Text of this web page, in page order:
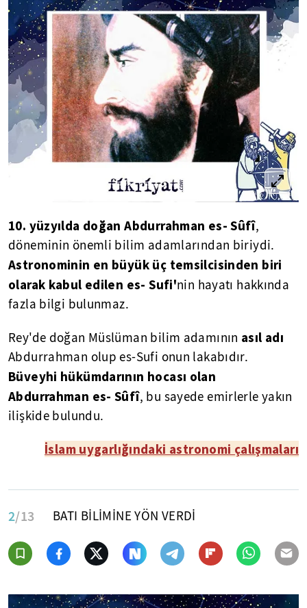
10. yüzyılda doğan Abdurrahman es- Sûfî,
döneminin önemli bilim adamlarından biriydi.
Astronominin en büyük üç temsilcisinden biri
olarak kabul edilen es-Sufi'nin hayatı hakkında
fazla bilgi bulunmaz.
Rey'de doğan Müslüman bilim adamının asıl adı
Abdurrahman olup es-Sufi onun lakabıdır.
Büveyhi hükümdarının hocası olan
Abdurrahman es- Sûfî, bu sayede emirlerle yakın
ilişkide bulundu.
İslam uygarlığındaki astronomi çalışmaları
2/13 BATI BİLİMİNE YÖN VERDİ